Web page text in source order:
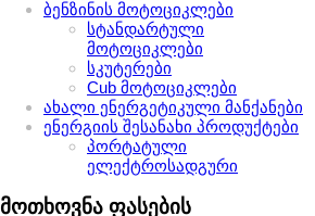
ბენზინის მოტოციკლები
სტანდარტული
მოტოციკლები
სკუტერები
Cub მოტოციკლები
ახალი ენერგეტიკული მანქანები
ენერგიის შესანახი პროდუქტები
პორტატული
ელექტროსადგური
მოთხოვნა ფასების